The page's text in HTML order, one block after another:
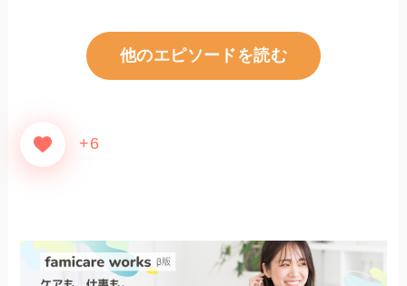
他のエピソードを読む
+6